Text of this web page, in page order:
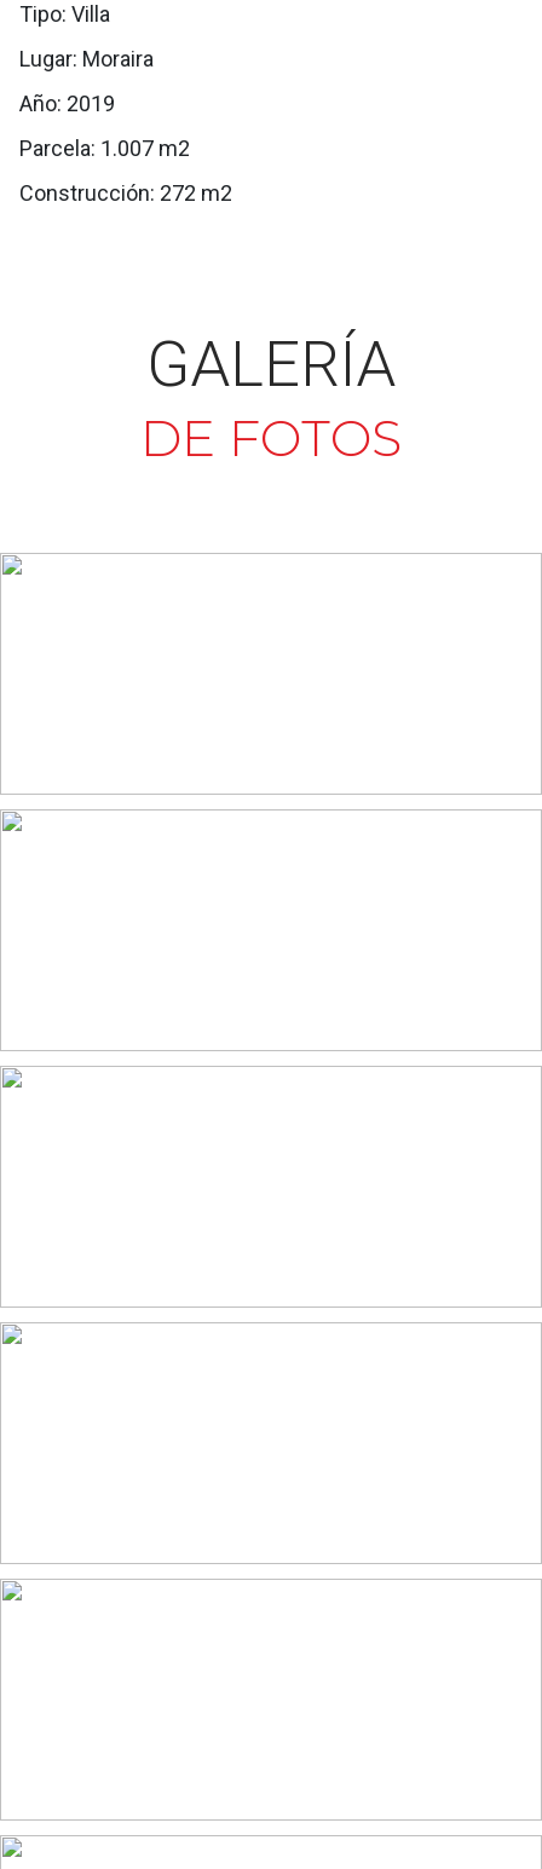
Tipo: Villa
Lugar: Moraira
Año: 2019
Parcela: 1.007 m2
Construcción: 272 m2
GALERÍA
DE FOTOS